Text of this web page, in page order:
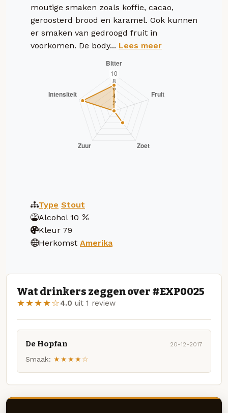
moutige smaken zoals koffie, cacao,
geroosterd brood en karamel. Ook kunnen
er smaken van gedroogd fruit in
voorkomen. De body... Lees meer
Type Stout
Alcohol 10
Kleur 79
Herkomst Amerika
Wat drinkers zeggen over #EXP0025
★★★★☆4.0 uit 1 review
De Hopfan 20-12-2017
Smaak: ★★★★☆